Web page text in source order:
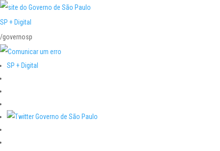
SP + Digital
/governosp
SP + Digital